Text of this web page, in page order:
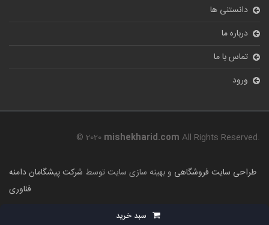
سبد خرید
دانستنی ها
درباره ما
تماس با ما
ورود
© 2020 mishekharid.com All Rights Reserved.
طراحی سایت فروشگاهی و بهینه سازی سایت توسط شرکت پیشگامان دامنه
فناوری